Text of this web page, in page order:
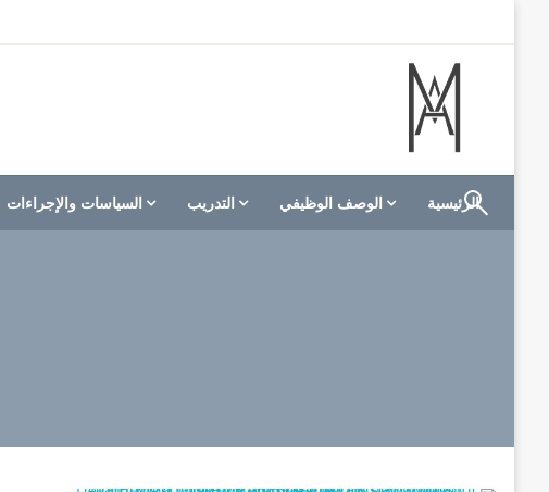
M A hotels | إم ايه هوتيلز
الموقع الأول للعاملين في الفنادق في العالم العربي
الرئيسية الوصف الوظيفي التدريب السياسات والإجراءات